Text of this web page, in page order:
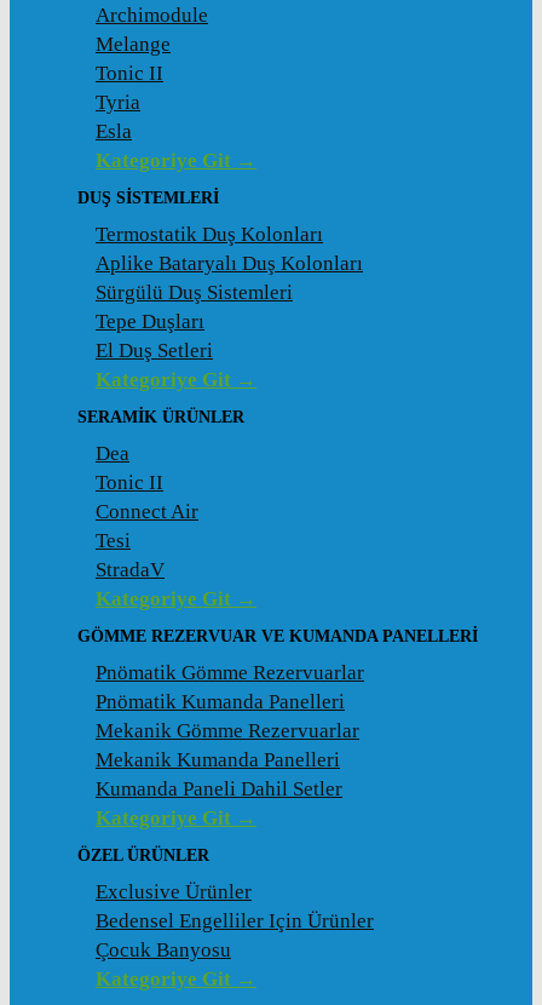
Archimodule
Melange
Tonic II
Tyria
Esla
Kategoriye Git →
DUŞ SISTEMLERI
Termostatik Duş Kolonları
Aplike Bataryalı Duş Kolonları
Sürgülü Duş Sistemleri
Tepe Duşları
El Duş Setleri
Kategoriye Git →
SERAMIK ÜRÜNLER
Dea
Tonic II
Connect Air
Tesi
StradaV
Kategoriye Git →
GÖMME REZERVUAR VE KUMANDA PANELLERI
Pnömatik Gömme Rezervuarlar
Pnömatik Kumanda Panelleri
Mekanik Gömme Rezervuarlar
Mekanik Kumanda Panelleri
Kumanda Paneli Dahil Setler
Kategoriye Git →
ÖZEL ÜRÜNLER
Exclusive Ürünler
Bedensel Engelliler Için Ürünler
Çocuk Banyosu
Kategoriye Git →